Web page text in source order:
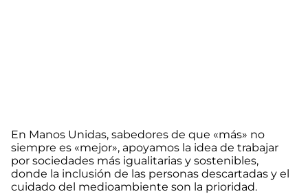
En Manos Unidas, sabedores de que «más» no
siempre es «mejor», apoyamos la idea de trabajar
por sociedades más igualitarias y sostenibles,
donde la inclusión de las personas descartadas y el
cuidado del medioambiente son la prioridad.